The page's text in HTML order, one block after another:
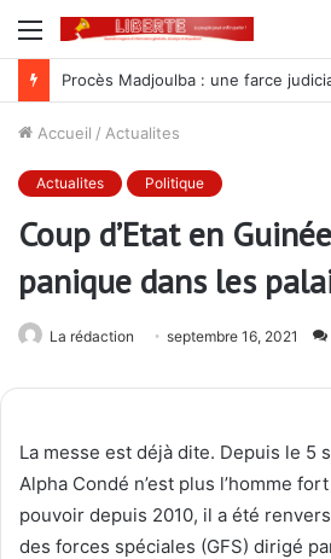
Menu
Accueil / Actualites
Actualites Politique
Coup d’Etat en
panique dans les
La rédaction septembre 16, 2021
La messe est déjà dite. Depuis le 5
Alpha Condé n’est plus l’homme
pouvoir depuis 2010, il a été
des forces spéciales (GFS) dirigé